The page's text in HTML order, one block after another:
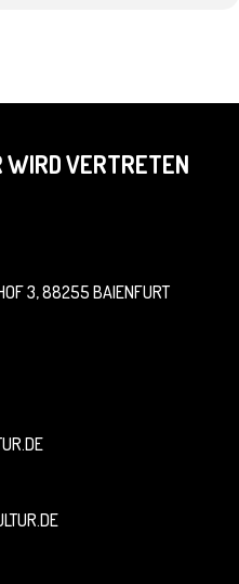
WIRD VERTRETEN
3, 88255 BAIENFURT